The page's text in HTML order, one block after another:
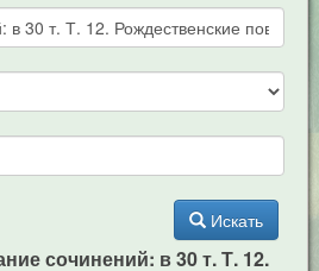
Искать
сочинений: в 30 т. Т. 12.